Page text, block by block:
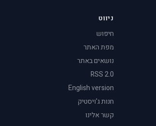
ניווט
חיפוש
מפת האתר
נושאים באתר
RSS 2.0
English version
חנות ג'ויסטיק
קשר אלינו